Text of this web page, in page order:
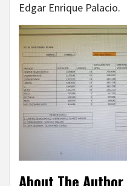
Edgar Enrique Palacio.
About The Author